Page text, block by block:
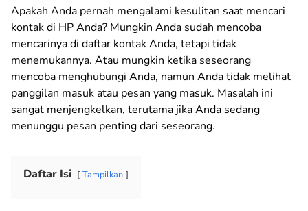
Apakah Anda pernah mengalami kesulitan saat mencari
kontak di HP Anda? Mungkin Anda sudah mencoba
mencarinya di daftar kontak Anda, tetapi tidak
menemukannya. Atau mungkin ketika seseorang
mencoba menghubungi Anda, namun Anda tidak melihat
panggilan masuk atau pesan yang masuk. Masalah ini
sangat menjengkelkan, terutama jika Anda sedang
menunggu pesan penting dari seseorang.
Daftar Isi Tampilkan